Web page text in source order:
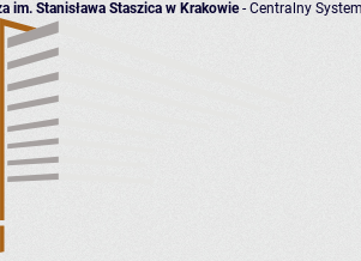
im. Stanisława Staszica w Krakowie- Centralny